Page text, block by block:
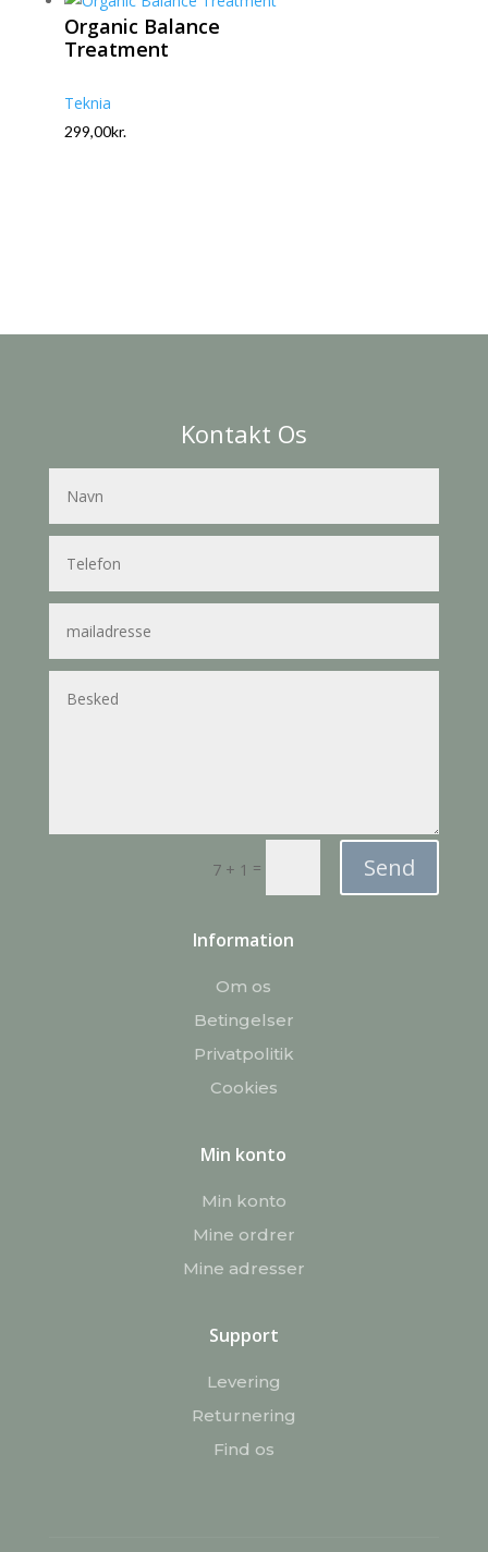
Organic Balance
Treatment
Teknia
299,00kr.
Kontakt Os
7 + 1 = Send
Information
Om os
Betingelser
Privatpolitik
Cookies
Min konto
Min konto
Mine ordrer
Mine adresser
Support
Levering
Returnering
Find os